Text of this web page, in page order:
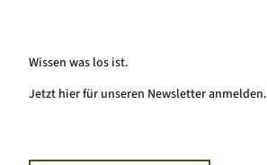
Wissen was los ist.
Jetzt hier für unseren Newsletter anmelden.